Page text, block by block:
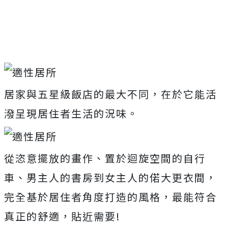
居家與五星級飯店的最大不同，在於它能活
潑呈現居住者生活的況味。
從恣意擺放的畫作、置於迴旋空間的自行
車、男主人的書房到女主人的偌大更衣間，
完全基於居住者角度打造的風格，最能符合
真正的舒適，貼近需要!